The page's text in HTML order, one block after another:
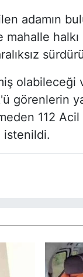
adamın
halkı
görenlerin
112
istenildi.